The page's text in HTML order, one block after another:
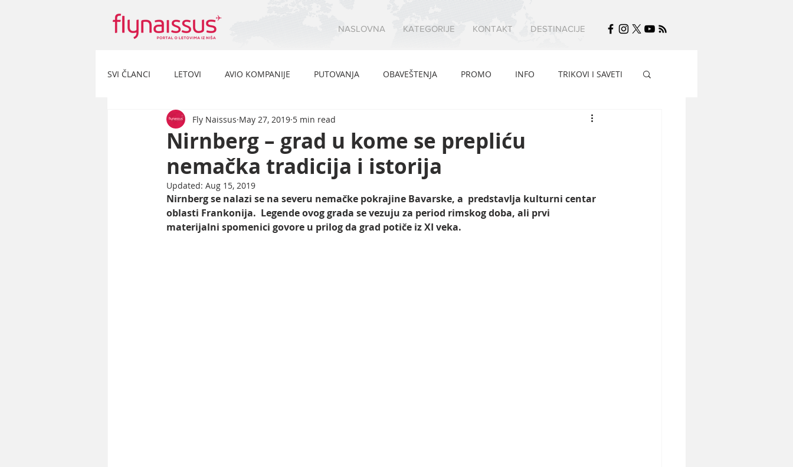
NASLOVNA KATEGORIJE KONTAKT DESTINACIJE
SVI ČLANCI LETOVI AVIO KOMPANIJE PUTOVANJA OBAVEŠTENJA PROMO INFO TRIKOVI I SAVETI
Nirnberg – grad u kome se prepliću
nemačka tradicija i istorija
Fly Naissus May 27, 2019 5 min read
Updated: Aug 15, 2019
Nirnberg se nalazi se na severu nemačke pokrajine Bavarske, a  predstavlja kulturni centar
oblasti Frankonija.  Legende ovog grada se vezuju za period rimskog doba, ali prvi
materijalni spomenici govore u prilog da grad potiče iz XI veka.